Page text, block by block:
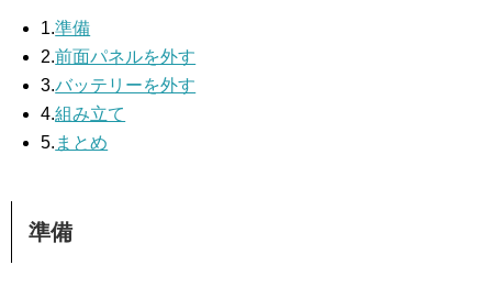
1.準備
2.前面パネルを外す
3.バッテリーを外す
4.組み立て
5. まとめ
準備